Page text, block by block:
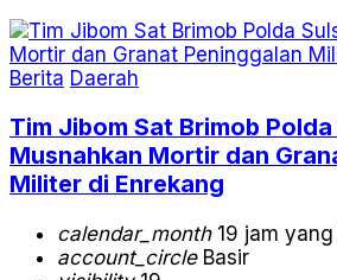
Berita Daerah
Tim Jibom Sat Brimob Polda
Musnahkan Mortir dan
Militer di Enrekang
calendar_month19 jam yang
account_circleBasir